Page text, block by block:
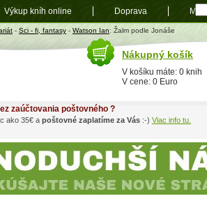
- Sci - fi, fantasy - Watson Ian: Žalm podle Jonáše
zaúčtovania poštovného ?
ako 35€ a poštovné zaplatíme za Vás :-) Viac info tu.
Nákupný košík
V košíku máte: 0 knih
V cene: 0 Euro
Výkup kníh online Doprava Mapa